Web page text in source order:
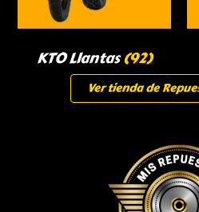
KTO Llantas(92)
Ver tienda de